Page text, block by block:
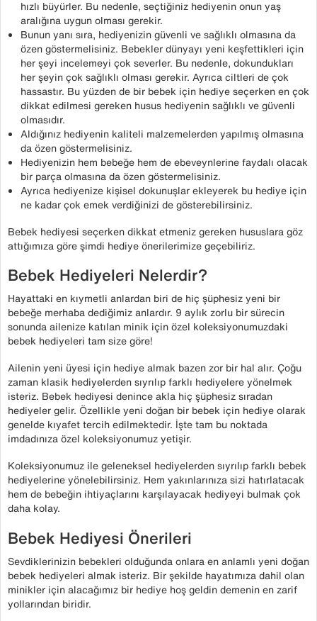
hızlı büyürler. Bu nedenle, seçtiğiniz hediyenin onun yaş
aralığına uygun olması gerekir.
Bunun yanı sıra, hediyenizin güvenli ve sağlıklı olmasına da
özen göstermelisiniz. Bebekler dünyayı yeni keşfettikleri için
her şeyi incelemeyi çok severler. Bu nedenle, dokundukları
her şeyin çok sağlıklı olması gerekir. Ayrıca ciltleri de çok
hassastır. Bu yüzden de bir bebek için hediye seçerken en çok
dikkat edilmesi gereken husus hediyenin sağlıklı ve güvenli
olmasıdır.
Aldığınız hediyenin kaliteli malzemelerden yapılmış olmasına
da özen göstermelisiniz.
Hediyenizin hem bebeğe hem de ebeveynlerine faydalı olacak
bir parça olmasına da özen göstermelisiniz.
Ayrıca hediyenize kişisel dokunuşlar ekleyerek bu hediye için
ne kadar çok emek verdiğinizi de gösterebilirsiniz.
Bebek hediyesi seçerken dikkat etmeniz gereken hususlara göz
attığımıza göre şimdi hediye önerilerimize geçebiliriz.
Bebek Hediyeleri Nelerdir?
Hayattaki en kıymetli anlardan biri de hiç şüphesiz yeni bir
bebeğe merhaba dediğimiz anlardır. 9 aylık zorlu bir sürecin
sonunda ailenize katılan minik için özel koleksiyonumuzdaki
bebek hediyeleri tam size göre!
Ailenin yeni üyesi için hediye almak bazen zor bir hal alır. Çoğu
zaman klasik hediyelerden sıyrılıp farklı hediyelere yönelmek
isteriz. Bebek hediyesi denince akla hiç şüphesiz sıradan
hediyeler gelir. Özellikle yeni doğan bir bebek için hediye olarak
genelde kıyafet tercih edilmektedir. İşte tam bu noktada
imdadınıza özel koleksiyonumuz yetişir.
Koleksiyonumuz ile geleneksel hediyelerden sıyrılıp farklı bebek
hediyelerine yönelebilirsiniz. Hem yakınlarınıza sizi hatırlatacak
hem de bebeğin ihtiyaçlarını karşılayacak hediyeyi bulmak çok
daha kolay.
Bebek Hediyesi Önerileri
Sevdiklerinizin bebekleri olduğunda onlara en anlamlı yeni doğan
bebek hediyeleri almak isteriz. Bir şekilde hayatımıza dahil olan
minikler için alacağımız bir hediye hoş geldin demenin en zarif
yollarından biridir.